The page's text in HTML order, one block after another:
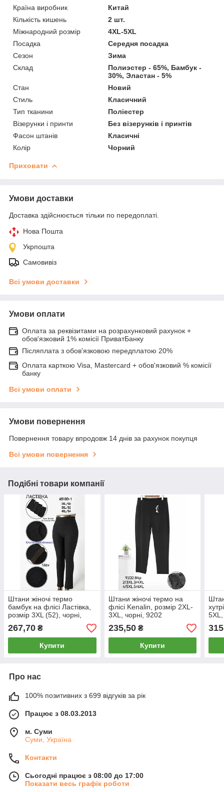
Країна виробник
Китай
Кількість кишень
2 шт.
Міжнародний розмір
4XL-5XL
Посадка
Середня посадка
Сезон
Зима
Склад
Полиэстер - 65%, Бамбук -
30%, Эластан - 5%
Стан
Новий
Стиль
Класичний
Тип тканини
Поліестер
Візерунки і принти
Без візерунків і принтів
Фасон штанів
Класичні
Колір
Чорний
Приховати
Умови доставки
Доставка здійснюється тільки по передоплаті.
Нова Пошта
Укрпошта
Самовивіз
Всі умови доставки
Умови оплати
Оплата за реквізитами на розрахунковий рахунок +
обов'язковий 1% комісії ПриватБанку
Післяплата з обов'язковою передплатою 20%
Оплата карткою Visa, Mastercard + обов'язковий % комісії
банку
Всі умови оплати
Умови повернення
Повернення товару впродовж 14 днів за рахунок покупця
Всі умови повернення
Подібні товари компанії
Штани жіночі термо
бамбук на флісі Ластівка,
розмір 3XL (52), чорні,
5103-1
267,70 ₴
Купити
Штани жіночі термо на
флісі Kenalin, розмір 2XL-
3XL, чорні, 9202
235,50₴
Купити
5XL,
Про нас
100% позитивних з 699 відгуків за рік
Працює з 08.03.2013
м. Суми
Суми, Україна
Контакти
Сьогодні працює з 08:00 до 17:00
Показати весь графік роботи